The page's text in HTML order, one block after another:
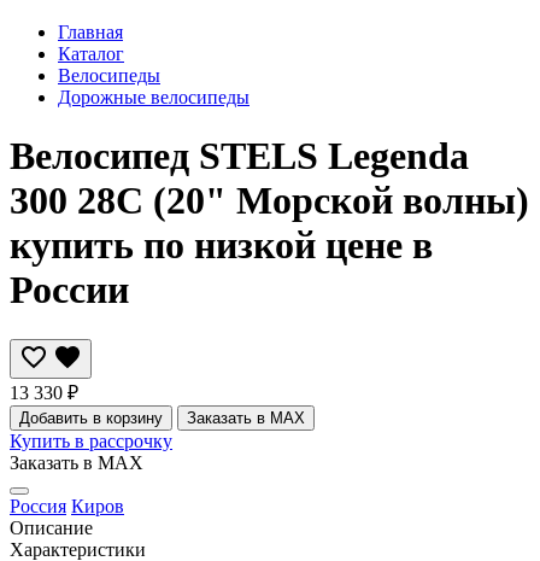
Главная
Каталог
Велосипеды
Дорожные велосипеды
Велосипед STELS Legenda
300 28C (20" Морской волны)
купить по низкой цене в
России
13 330 ₽
Добавить в корзину Заказать в MAX
Купить в рассрочку
Заказать в MAX
Россия Киров
Описание
Характеристики